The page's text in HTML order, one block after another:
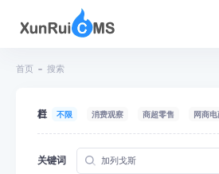
首页 搜索
栏目 不限 消费观察 商超零售 网商电
关键词